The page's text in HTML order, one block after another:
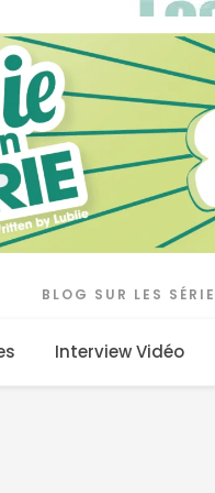
BLOG SUR LES
Interview Vidéo